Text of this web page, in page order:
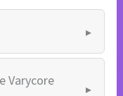
Varycore